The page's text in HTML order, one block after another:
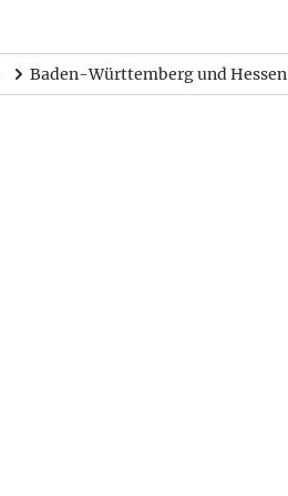
Baden-Württemberg und Hessen